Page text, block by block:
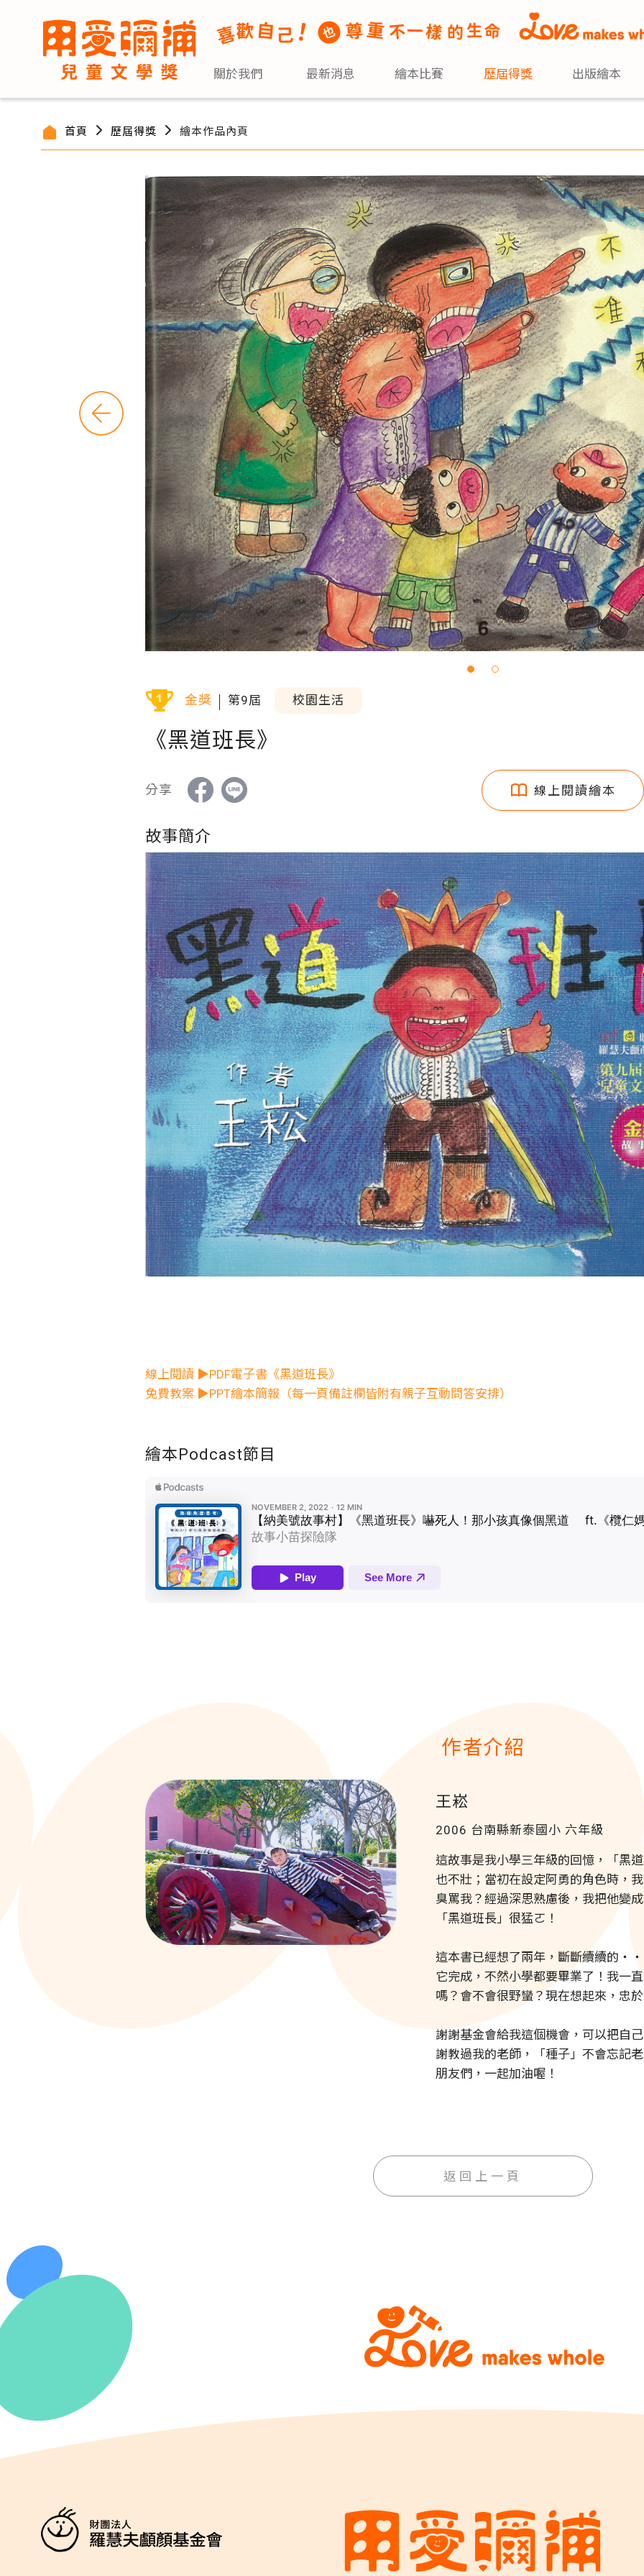
關於我們 最新消息 繪本比賽 歷屆得獎 出版繪本
首頁 歷屆得獎 繪本作品內頁
金獎 第9屆 校園生活
《黑道班長》
分享 線上閱讀繪本
故事簡介
線上閱讀 ▶PDF電子書《黑道班長》
免費教案 ▶PPT繪本簡報（每一頁備註欄皆附有親子互動問答安排）
繪本Podcast節目
作者介紹
王崧
2006 台南縣新泰國小 六年級
這故事是我小學三年級的回憶，「黑
也不壯；當初在設定阿勇的角色時
臭罵我？經過深思熟慮後，我把他變
「黑道班長」很猛ㄛ！
這本書已經想了兩年，斷斷續續的
它完成，不然小學都要畢業了！我一
嗎？會不會很野蠻？現在想起來，忠
謝謝基金會給我這個機會，可以把自
謝教過我的老師，「種子」不會忘記
朋友們，一起加油喔！
返回上一頁